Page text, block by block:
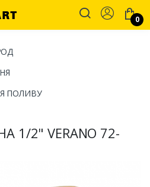
Account
0
ПОЛИВУ
2" VERANO 72-